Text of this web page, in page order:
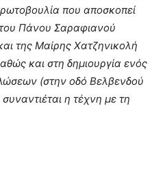
που αποσκοπεί
Πάνου Σαραφιανού
της Μαίρης Χατζηνικολή
και στη δημιουργία ενός
(στην οδό Βελβενδού
η τέχνη με τη